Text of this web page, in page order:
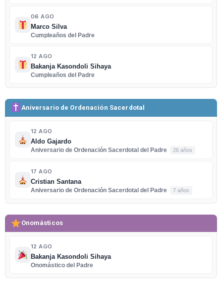
06 AGO
Marco Silva
Cumpleaños del Padre
12 AGO
Bakanja Kasondoli Sihaya
Cumpleaños del Padre
Aniversario de Ordenación Sacerdotal
12 AGO
Aldo Gajardo
Aniversario de Ordenación Sacerdotal del Padre
26 años
17 AGO
Cristian Santana
Aniversario de Ordenación Sacerdotal del Padre
7 años
Onomásticos
12 AGO
Bakanja Kasondoli Sihaya
Onomástico del Padre